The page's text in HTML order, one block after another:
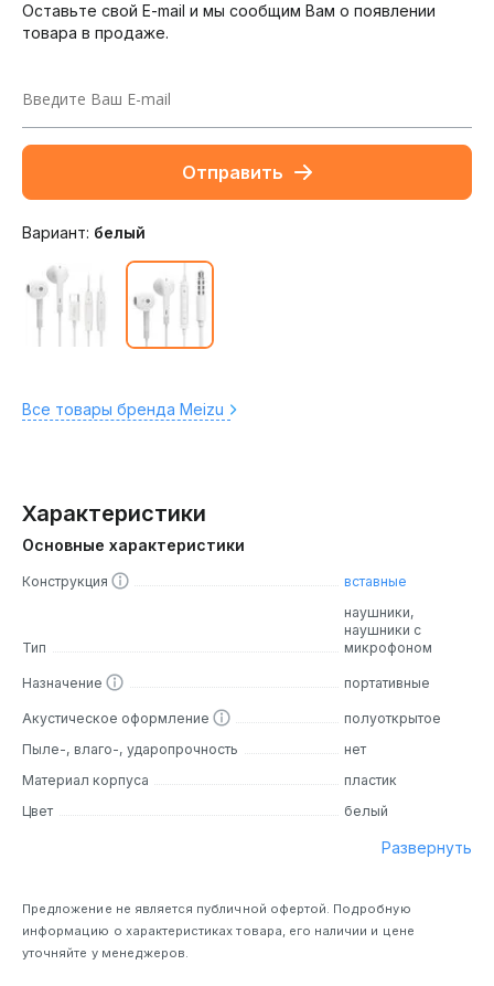
Оставьте свой E-mail и мы сообщим Вам о появлении
товара в продаже.
Отправить
Вариант: белый
Все товары бренда Meizu
Характеристики
Основные характеристики
Конструкция вставные
Тип
наушники,
наушники с
микрофоном
Назначение портативные
Акустическое оформление
полуоткрытое
Пыле-, влаго-, ударопрочность
нет
Материал корпуса
пластик
Цвет
белый
Развернуть
Предложение не является публичной офертой. Подробную
информацию о характеристиках товара, его наличии и цене
уточняйте у менеджеров.